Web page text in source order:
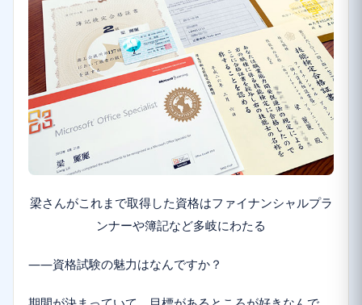
梁さんがこれまで取得した資格はファイナンシャルプラ
ンナーや簿記など多岐にわたる
――資格試験の魅力はなんですか？